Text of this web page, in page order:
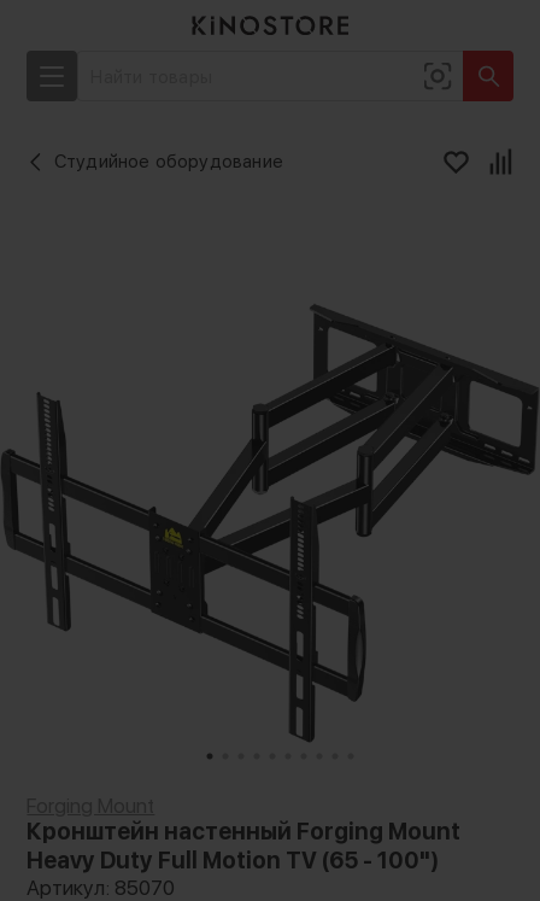
Студийное оборудование
Кронштейн настенный Forging Mount
Heavy Duty Full Motion TV (65 - 100")
Артикул: 85070